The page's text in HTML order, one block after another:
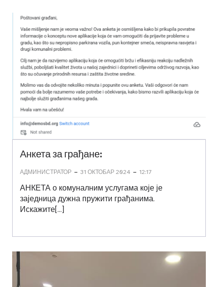
Анкета за грађане:
АДМИНИСТРАТОР - 31 ОКТОБАР 2024 - 12:17
АНКЕТА о комуналним услугама које је
заједница дужна пружити грађанима.
Искажите[…]